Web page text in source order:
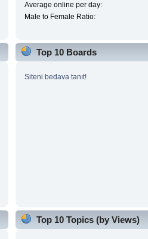
Average online per day:
Male to Female Ratio:
Top 10 Boards
Siteni bedava tanıt!
Top 10 Topics (by Views)